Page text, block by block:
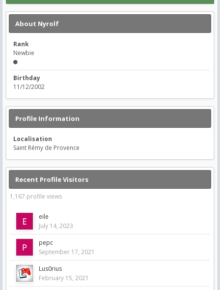
About Nyrolf
Rank
Newbie
Birthday
11/12/2002
Profile Information
Localisation
Saint Rémy de Provence
Recent Profile Visitors
1,167 profile views
eile
July 14, 2023
pepc
September 17, 2021
Lus0rius
February 15, 2021